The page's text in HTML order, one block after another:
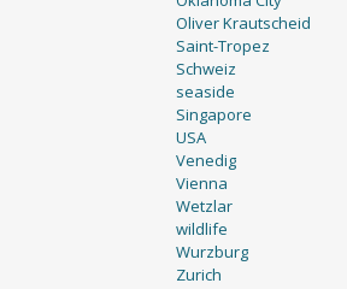
Oliver Krautscheid
Saint-Tropez
Schweiz
seaside
Singapore
USA
Venedig
Vienna
Wetzlar
wildlife
Wurzburg
Zurich